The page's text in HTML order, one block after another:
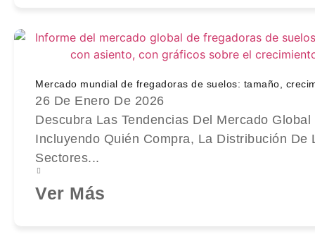
Mercado mundial de fregadoras de suelos: tamaño,
26 De Enero De 2026
Descubra Las Tendencias Del Mercado
Incluyendo Quién Compra, La Distribución De
Sectores...
Ver Más